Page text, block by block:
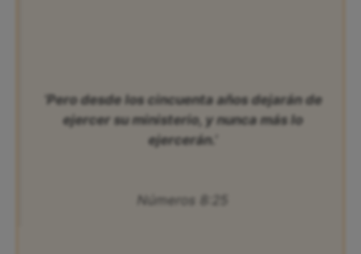
‘Pero desde los cincuenta años dejarán de
ejercer su ministerio, y nunca más lo
ejercerán.’
Números 8:25